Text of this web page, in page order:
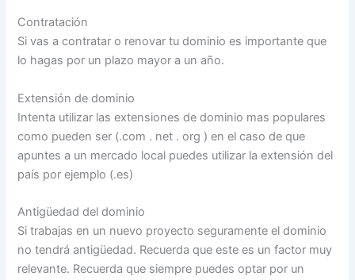
Contratación
Si vas a contratar o renovar tu dominio es importante que
lo hagas por un plazo mayor a un año.
Extensión de dominio
Intenta utilizar las extensiones de dominio mas populares
como pueden ser (.com . net . org ) en el caso de que
apuntes a un mercado local puedes utilizar la extensión del
país por ejemplo (.es)
Antigüedad del dominio
Si trabajas en un nuevo proyecto seguramente el dominio
no tendrá antigüedad. Recuerda que este es un factor muy
relevante. Recuerda que siempre puedes optar por un